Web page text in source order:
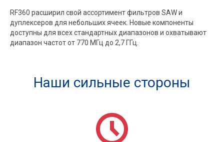
RF360 расширил свой ассортимент фильтров SAW и
дуплексеров для небольших ячеек. Новые компоненты
доступны для всех стандартных диапазонов и охватывают
диапазон частот от 770 МГц до 2,7 ГГц.
Наши сильные стороны